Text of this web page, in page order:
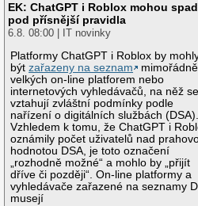
EK: ChatGPT i Roblox mohou
pod přísnější pravidla
6.8. 08:00 | IT novinky
Platformy ChatGPT i Roblox by
býtzařazeny na seznam
mimořádně
velkých on-line platforem nebo
internetových vyhledávačů, na něž se
vztahují zvláštní podmínky podle
nařízení o digitálních službách (DSA).
Vzhledem k tomu, že ChatGPT i
oznámily počet uživatelů nad
hodnotou DSA, je toto označení
„rozhodně možné“ a mohlo by „přijít
dříve či později“. On-line platformy a
vyhledávače zařazené na seznamy
musejí